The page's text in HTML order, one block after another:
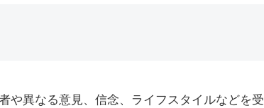
や異なる意見、信念、ライフスタイルなどを受